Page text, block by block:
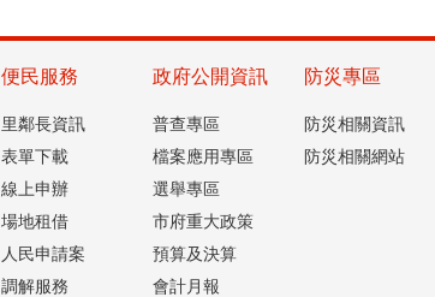
便民服務
里鄰長資訊
表單下載
線上申辦
場地租借
人民申請案
調解服務
政府公開資訊
普查專區
檔案應用專區
選舉專區
市府重大政策
預算及決算
會計月報
防災專區
防災相關資訊
防災相關網站